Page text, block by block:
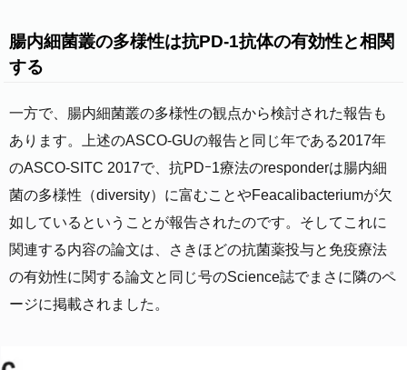
r patients who responded to ICIs into germ-free or a
ntibiotic-treated mice ameliorated the antitumor effe
cts of PD-1 blockade, whereas FMT from nonrespon
nt stool samples at diagnosis revealed correlations
bundance of Akkermansia muciniphila . Oral supple
mentation with A. muciniphila after FMT with nonres
ponder feces restored the efficacy of PD-1 blockade
in an interleukin-12–dependent manner by increasing
the recruitment of CCR9+CXCR3+CD4+ T lymphocy
tes into mouse tumor beds. [1]: /lookup/doi/10.1126/
science.aan3706 [2]: /lookup/doi/10.1126/science.aa
/lookup/doi/10.1126/science.aar2946
腸内細菌叢の多様性は抗PD-1抗体の有効性と相関
する
一方で、腸内細菌叢の多様性の観点から検討された報告も
あります。上述のASCO-GUの報告と同じ年である2017年
のASCO-SITC 2017で、抗PDｰ1療法のresponderは腸内細
菌の多様性（diversity）に富むことやFeacalibacteriumが欠
如しているということが報告されたのです。そしてこれに
関連する内容の論文は、さきほどの抗菌薬投与と免疫療法
の有効性に関する論文と同じ号のScience誌でまさに隣のペ
ージに掲載されました。